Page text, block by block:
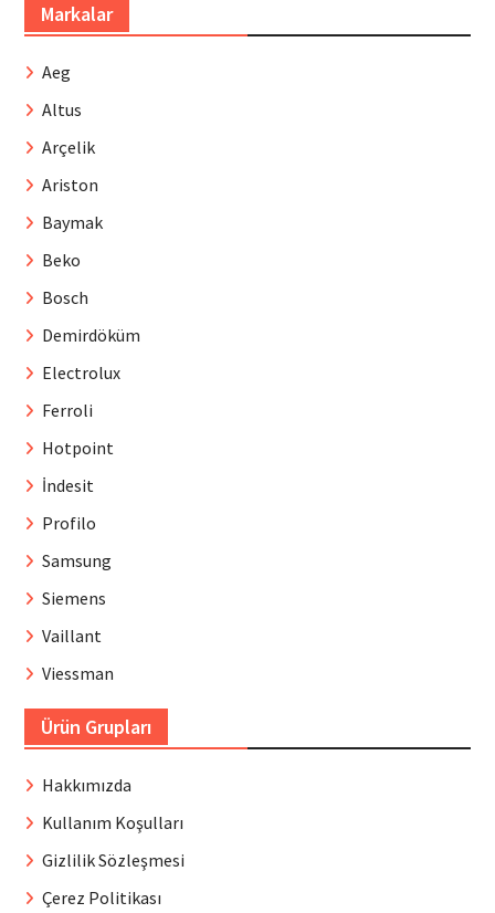
Markalar
Aeg
Altus
Arçelik
Ariston
Baymak
Beko
Bosch
Demirdöküm
Electrolux
Ferroli
Hotpoint
İndesit
Profilo
Samsung
Siemens
Vaillant
Viessman
Ürün Grupları
Hakkımızda
Kullanım Koşulları
Gizlilik Sözleşmesi
Çerez Politikası